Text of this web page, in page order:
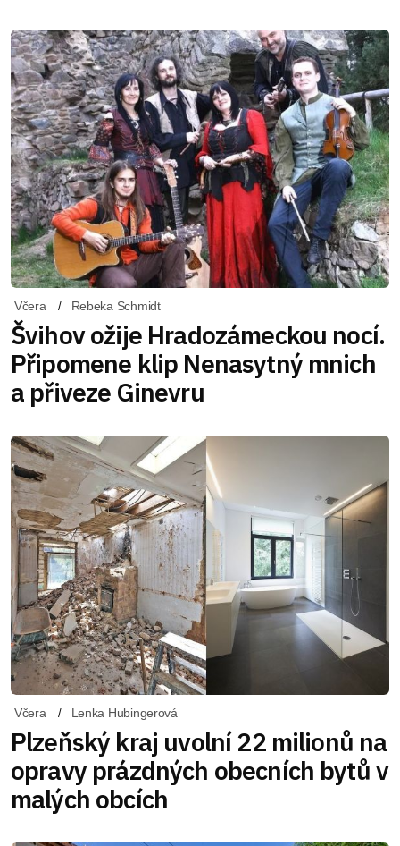
Včera Rebeka Schmidt
Švihov ožije Hradozámeckou nocí.
Připomene klip Nenasytný mnich
a přiveze Ginevru
Včera Lenka Hubingerová
Plzeňský kraj uvolní 22 milionů na
opravy prázdných obecních bytů v
malých obcích